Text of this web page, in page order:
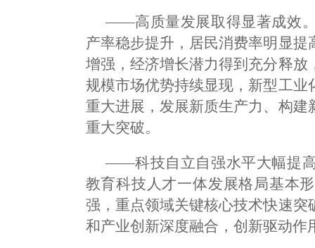
——高质量发展取得显著成效
产率稳步提升，居民消费率明显
增强，经济增长潜力得到充分释
规模市场优势持续显现，新型工
重大进展，发展新质生产力、构
重大突破。
——科技自立自强水平大幅提
教育科技人才一体发展格局基本
强，重点领域关键核心技术快速
和产业创新深度融合，创新驱动作